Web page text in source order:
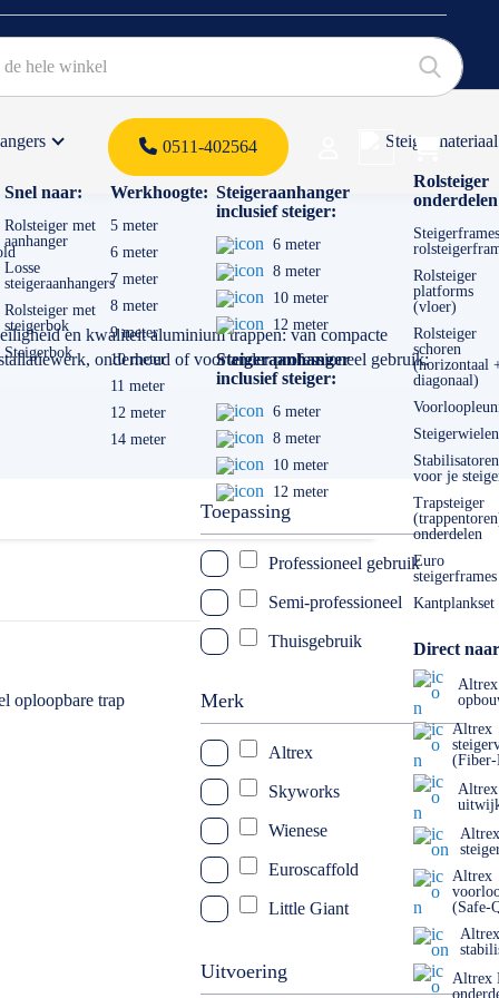
0511-402564
Snel naar:
Rolsteiger met
aanhanger
Losse
steigeraanhangers
Rolsteiger met
steigerbok
Steigerbok
Werkhoogte:
5 meter
6 meter
7 meter
8 meter
9 meter
10 meter
11 meter
12 meter
14 meter
Steigeraanhanger
inclusief steiger:
6 meter
8 meter
10 meter
12 meter
Steigeraanhanger
inclusief steiger:
6 meter
8 meter
10 meter
12 meter
Steigermateriaal
Rolsteiger
Rolsteiger
platforms
(vloer)
Rolsteiger
schoren
(horizontaal
diagonaal)
Steigerwielen
Stabilisatoren
voor je
Trapsteiger
onderdelen
Euro
steigerframes
Kantplankset
Direct
Altrex
Altrex
Altrex
Altrex
Altrex
(Safe-
Altrex
Altrex
en kwaliteit aluminium trappen: van compacte
onderhoud of voor ander professioneel gebruik:
geldende wet -en regelgeving. Het verschil tussen de
bij hoe vaak en hoe intensief je deze gebruikt van
thuisgebruik, semi professioneel en professioneel. Elk
kiezen.
Toepassing
Professioneel gebruik
Semi-professioneel
Thuisgebruik
Merk
Altrex
Skyworks
Wienese
Euroscaffold
Little Giant
Euroline
Uitvoering